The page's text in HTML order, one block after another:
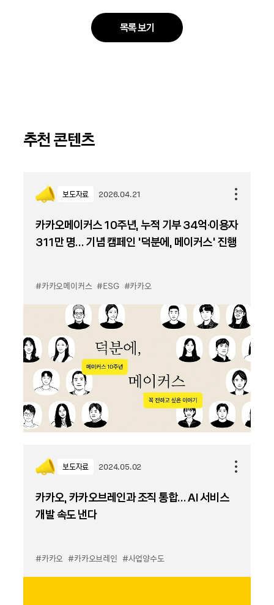
목록 보기
추천 콘텐츠
보도자료 2026.04.21
카카오메이커스 10주년, 누적 기부 34억·이용자
311만 명… 기념 캠페인 ‘덕분에, 메이커스’ 진행
#카카오메이커스 #ESG #카카오
보도자료 2024.05.02
카카오, 카카오브레인과 조직 통합… AI 서비스
개발 속도 낸다
#카카오 #카카오브레인 #사업양수도